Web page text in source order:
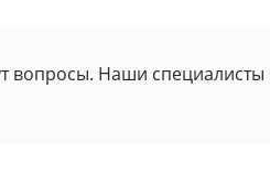
вопросы. Наши специалисты